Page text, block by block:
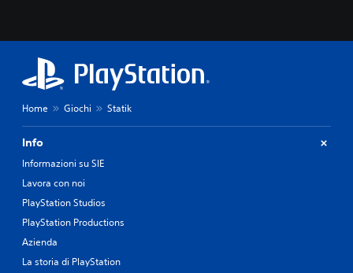
Home Giochi Statik
Info
Informazioni su SIE
Lavora con noi
PlayStation Studios
PlayStation Productions
Azienda
La storia di PlayStation